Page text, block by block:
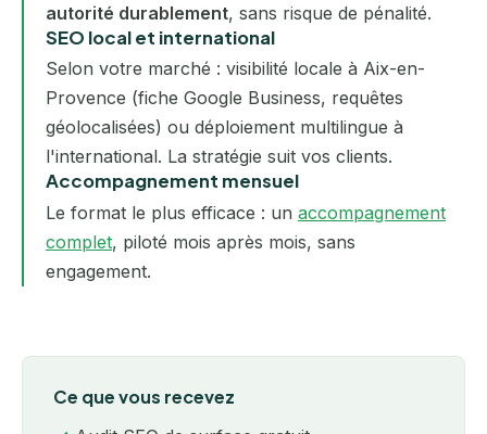
autorité durablement, sans risque de pénalité.
SEO local et international
Selon votre marché : visibilité locale à Aix-en-
Provence (fiche Google Business, requêtes
géolocalisées) ou déploiement multilingue à
l'international. La stratégie suit vos clients.
Accompagnement mensuel
Le format le plus efficace : un accompagnement
complet, piloté mois après mois, sans
engagement.
Ce que vous recevez